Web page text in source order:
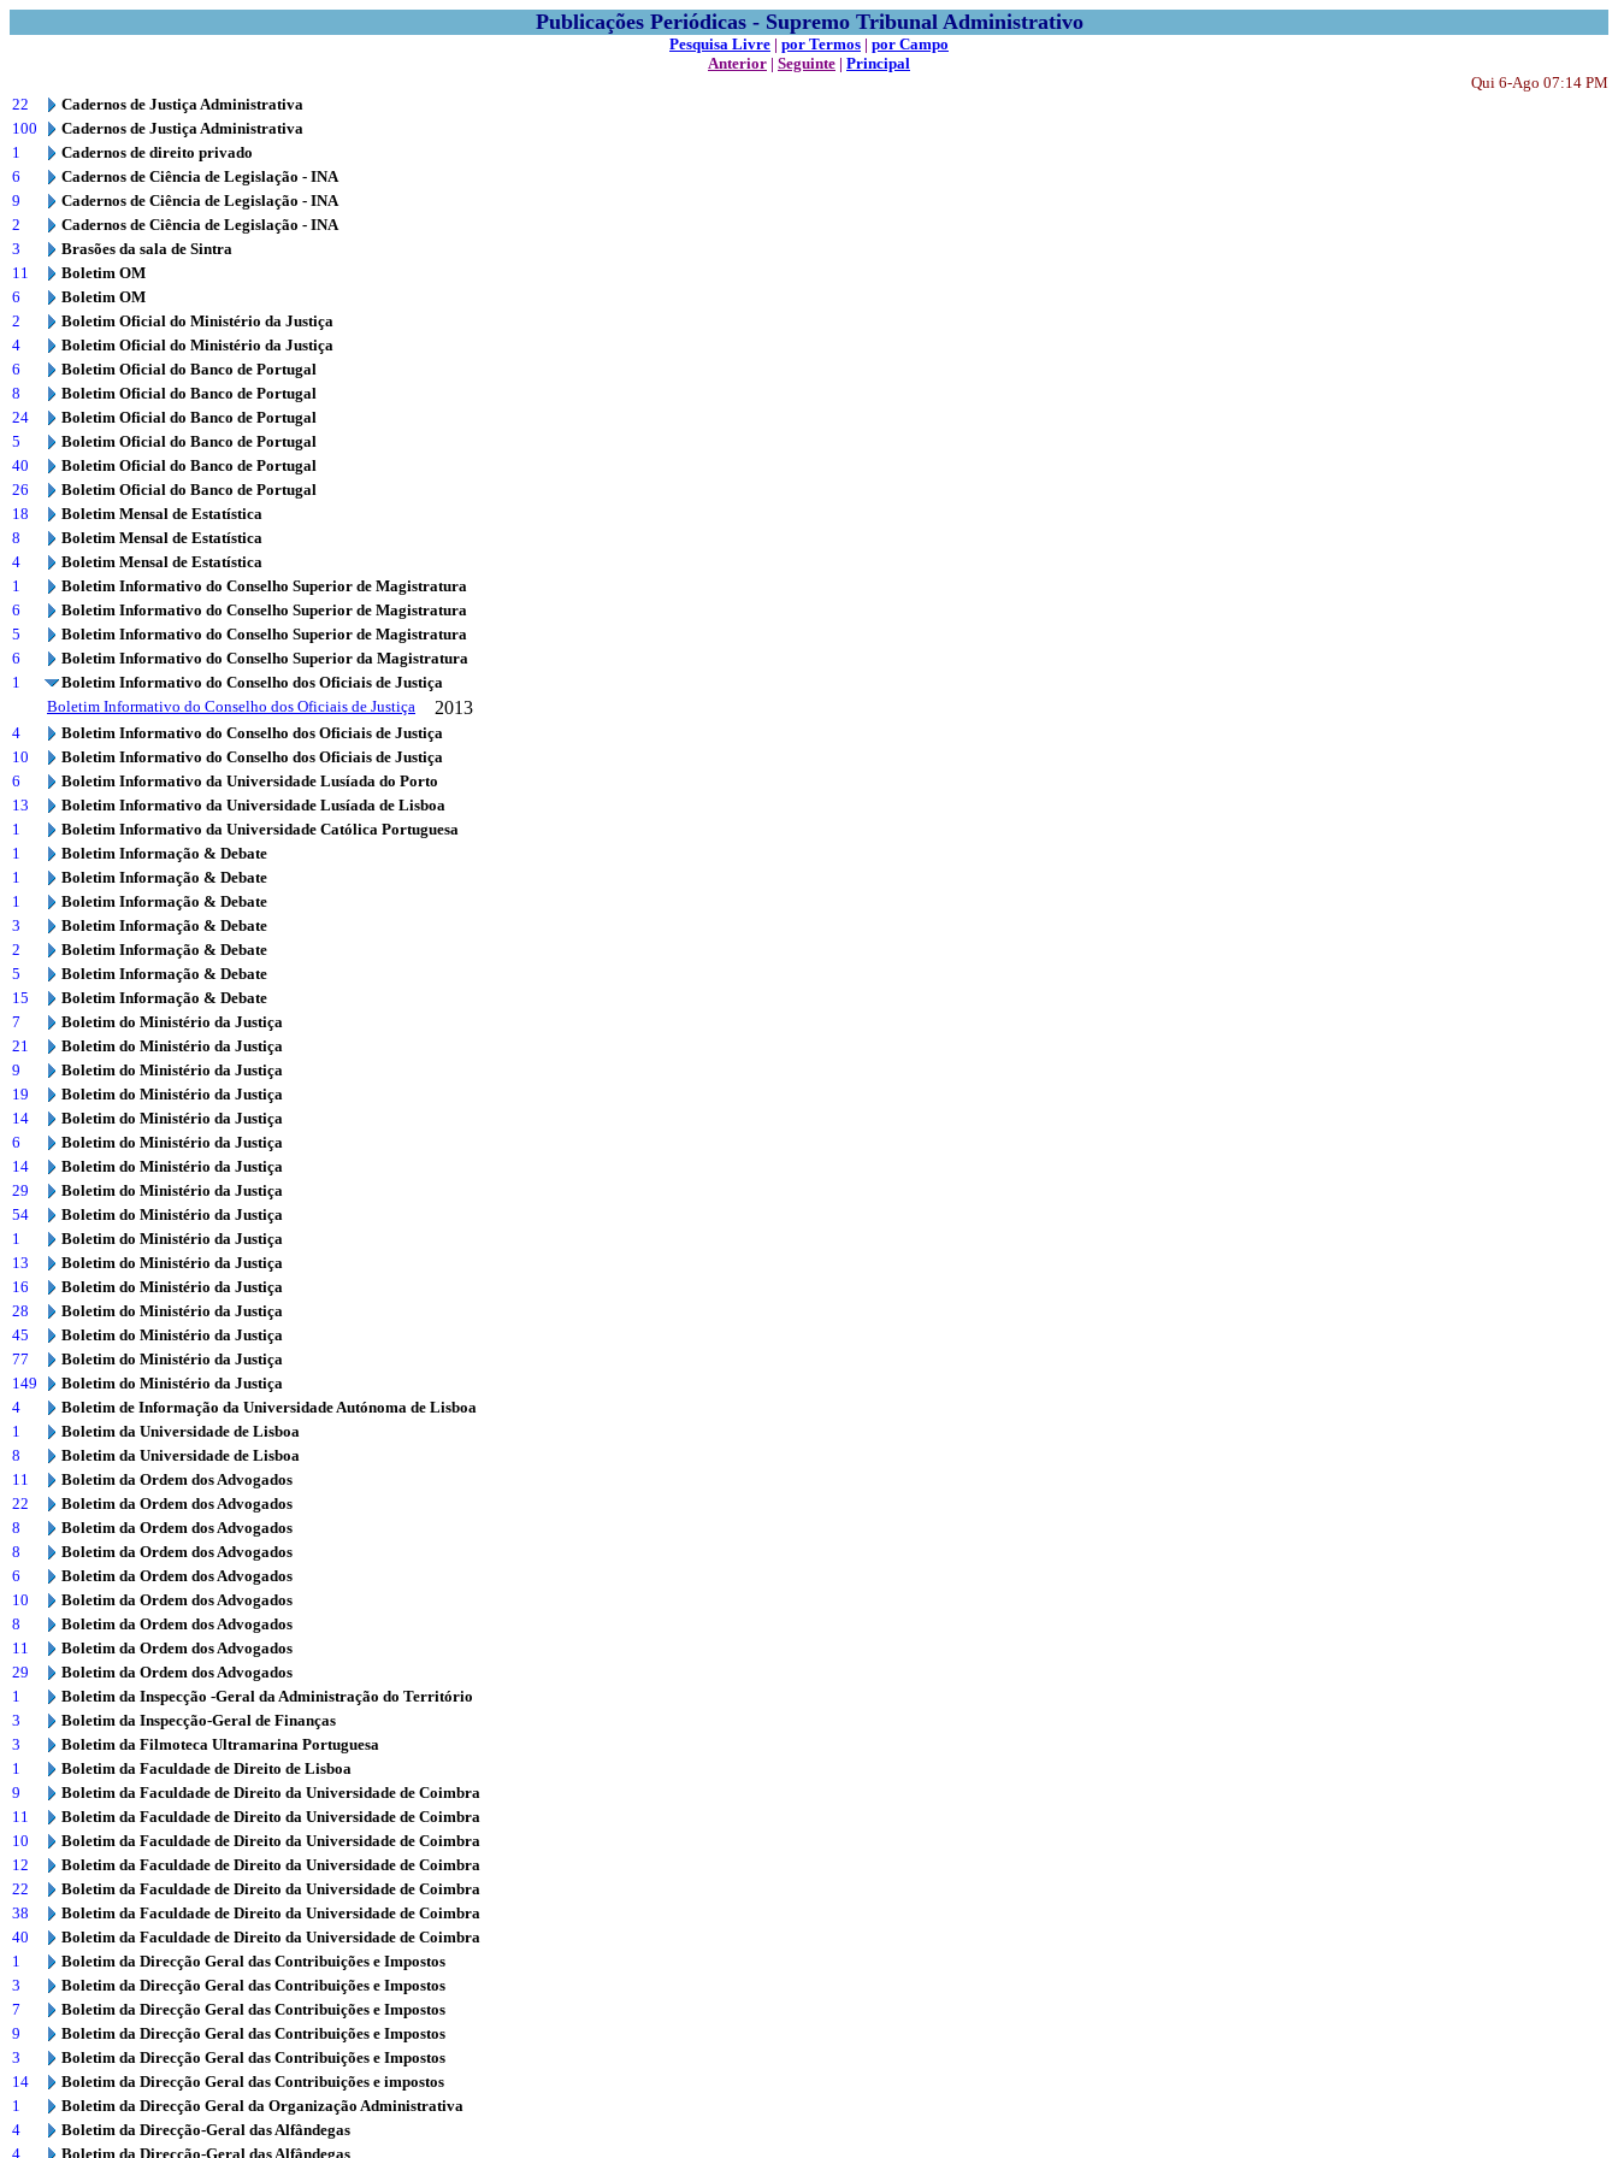
Publicações Periódicas - Supremo Tribunal Administrativo
Pesquisa Livre | por Termos | por Campo
Anterior | Seguinte | Principal
Qui 6-Ago 07:14 PM
22
Cadernos de Justiça Administrativa
100
Cadernos de Justiça Administrativa
1
Cadernos de direito privado
6
Cadernos de Ciência de Legislação - INA
9
Cadernos de Ciência de Legislação - INA
2
Cadernos de Ciência de Legislação - INA
3
Brasões da sala de Sintra
11
Boletim OM
6
Boletim OM
2
Boletim Oficial do Ministério da Justiça
4
Boletim Oficial do Ministério da Justiça
6
Boletim Oficial do Banco de Portugal
8
Boletim Oficial do Banco de Portugal
24
Boletim Oficial do Banco de Portugal
5
Boletim Oficial do Banco de Portugal
40
Boletim Oficial do Banco de Portugal
26
Boletim Oficial do Banco de Portugal
18
Boletim Mensal de Estatística
8
Boletim Mensal de Estatística
4
Boletim Mensal de Estatística
1
Boletim Informativo do Conselho Superior de Magistratura
6
Boletim Informativo do Conselho Superior de Magistratura
5
Boletim Informativo do Conselho Superior de Magistratura
6
Boletim Informativo do Conselho Superior da Magistratura
1
Boletim Informativo do Conselho dos Oficiais de Justiça
Boletim Informativo do Conselho dos Oficiais de Justiça
2013
4
Boletim Informativo do Conselho dos Oficiais de Justiça
10
Boletim Informativo do Conselho dos Oficiais de Justiça
6
Boletim Informativo da Universidade Lusíada do Porto
13
Boletim Informativo da Universidade Lusíada de Lisboa
1
Boletim Informativo da Universidade Católica Portuguesa
1
Boletim Informação & Debate
1
Boletim Informação & Debate
1
Boletim Informação & Debate
3
Boletim Informação & Debate
2
Boletim Informação & Debate
5
Boletim Informação & Debate
15
Boletim Informação & Debate
7
Boletim do Ministério da Justiça
21
Boletim do Ministério da Justiça
9
Boletim do Ministério da Justiça
19
Boletim do Ministério da Justiça
14
Boletim do Ministério da Justiça
6
Boletim do Ministério da Justiça
14
Boletim do Ministério da Justiça
29
Boletim do Ministério da Justiça
54
Boletim do Ministério da Justiça
1
Boletim do Ministério da Justiça
13
Boletim do Ministério da Justiça
16
Boletim do Ministério da Justiça
28
Boletim do Ministério da Justiça
45
Boletim do Ministério da Justiça
77
Boletim do Ministério da Justiça
149
Boletim do Ministério da Justiça
4
Boletim de Informação da Universidade Autónoma de Lisboa
1
Boletim da Universidade de Lisboa
8
Boletim da Universidade de Lisboa
11
Boletim da Ordem dos Advogados
22
Boletim da Ordem dos Advogados
8
Boletim da Ordem dos Advogados
8
Boletim da Ordem dos Advogados
6
Boletim da Ordem dos Advogados
10
Boletim da Ordem dos Advogados
8
Boletim da Ordem dos Advogados
11
Boletim da Ordem dos Advogados
29
Boletim da Ordem dos Advogados
1
Boletim da Inspecção -Geral da Administração do Território
3
Boletim da Inspecção-Geral de Finanças
3
Boletim da Filmoteca Ultramarina Portuguesa
1
Boletim da Faculdade de Direito de Lisboa
9
Boletim da Faculdade de Direito da Universidade de Coimbra
11
Boletim da Faculdade de Direito da Universidade de Coimbra
10
Boletim da Faculdade de Direito da Universidade de Coimbra
12
Boletim da Faculdade de Direito da Universidade de Coimbra
22
Boletim da Faculdade de Direito da Universidade de Coimbra
38
Boletim da Faculdade de Direito da Universidade de Coimbra
40
Boletim da Faculdade de Direito da Universidade de Coimbra
1
Boletim da Direcção Geral das Contribuições e Impostos
3
Boletim da Direcção Geral das Contribuições e Impostos
7
Boletim da Direcção Geral das Contribuições e Impostos
9
Boletim da Direcção Geral das Contribuições e Impostos
3
Boletim da Direcção Geral das Contribuições e Impostos
14
Boletim da Direcção Geral das Contribuições e impostos
1
Boletim da Direcção Geral da Organização Administrativa
4
Boletim da Direcção-Geral das Alfândegas
4
Boletim da Direcção-Geral das Alfândegas